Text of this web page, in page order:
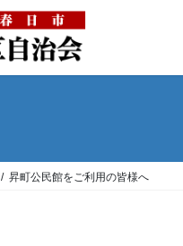
昇町公民館をご利用の皆様へ